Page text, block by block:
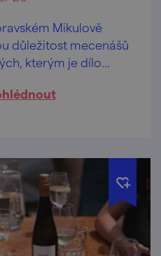
Mikulově
důležitost mecenášů
kterým je dílo